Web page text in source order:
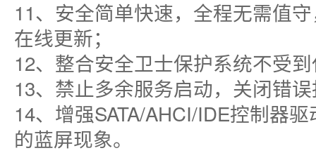
11、安全简单快速，全程无需值
在线更新；
12、整合安全卫士保护系统不受
13、禁止多余服务启动，关闭错
14、增强SATA/AHCI/IDE控制器
的蓝屏现象。